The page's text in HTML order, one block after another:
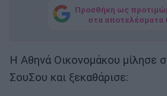
Προσθήκη ως
στα αποτελέσματα
Η Αθηνά Οικονομάκου μίλησε
ΣουΣου και ξεκαθάρισε: